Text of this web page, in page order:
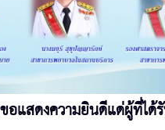
แสดงความยินดีแด่ผู้ที่ได้